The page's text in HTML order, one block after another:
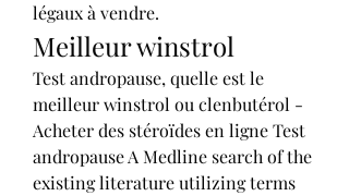
légaux à vendre.
Meilleur winstrol
Test andropause, quelle est le
meilleur winstrol ou clenbutérol -
Acheter des stéroïdes en ligne Test
andropause A Medline search of the
existing literature utilizing terms